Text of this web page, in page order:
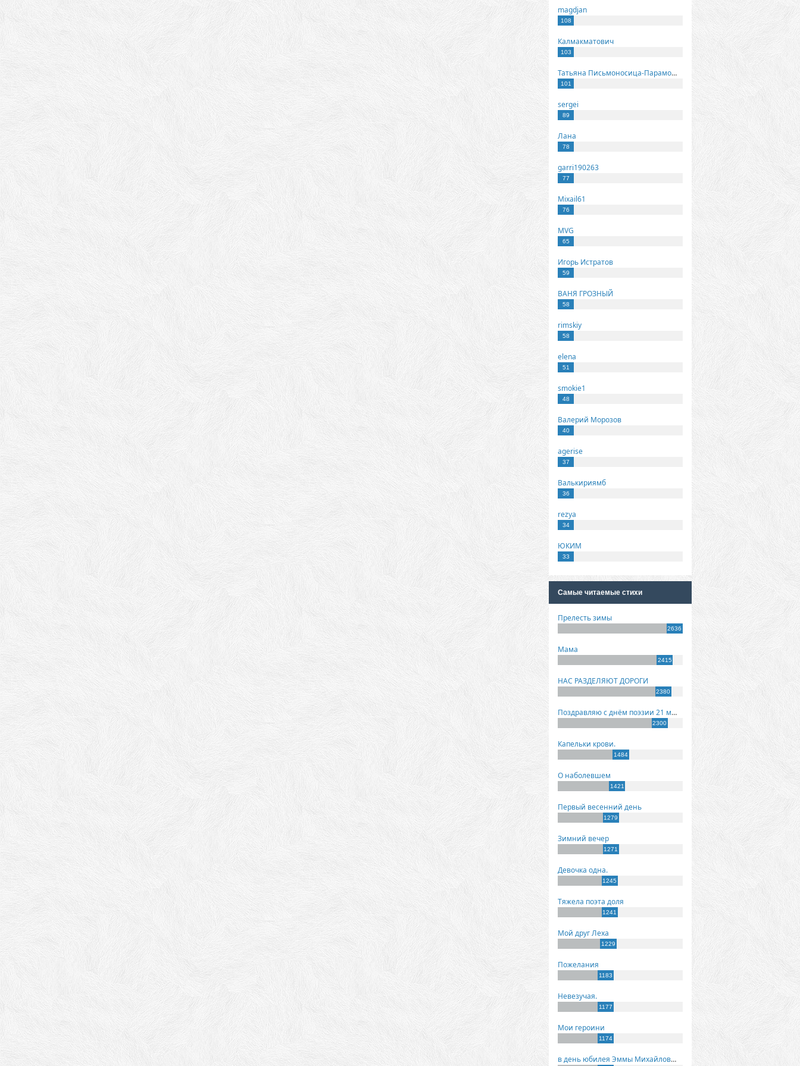
magdjan
108
Калмакматович
103
Татьяна Письмоносица-Парамонова
101
sergei
89
Лана
78
garri190263
77
Mixail61
76
MVG
65
Игорь Истратов
59
ВАНЯ ГРОЗНЫЙ
58
rimskiy
58
elena
51
smokie1
48
Валерий Морозов
40
agerise
37
Валькириямб
36
rezya
34
ЮКИМ
33
Самые читаемые стихи
Прелесть зимы
2636
Мама
2415
НАС РАЗДЕЛЯЮТ ДОРОГИ
2380
Поздравляю с днём поэзии 21 марта!
2300
Капельки крови.
1484
О наболевшем
1421
Первый весенний день
1279
Зимний вечер
1271
Девочка одна.
1245
Тяжела поэта доля
1241
Мой друг Леха
1229
Пожелания
1183
Невезучая.
1177
Мои героини
1174
в день юбилея Эммы Михайловны Киселевой